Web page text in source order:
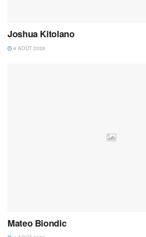
Joshua Kitolano
4 AOÛT 2026
Mateo Biondic